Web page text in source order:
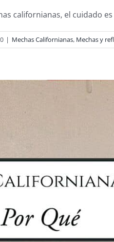
californianas, el cuidado es
| Mechas Californianas, Mechas y